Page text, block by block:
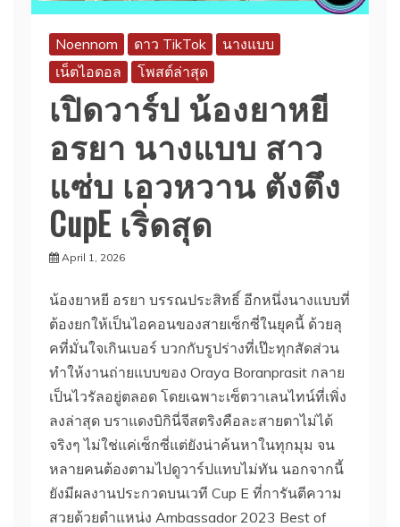
Noennom ดาว TikTok
นางแบบ
เน็ตไอดอล
โพสต์ล่าสุด
เปิดวาร์ป น้องยาหยี
อรยา นางแบบ สาว
แซ่บ เอวหวาน ตังตึง
CupE เริ่ดสุด
April 1, 2026
น้องยาหยี อรยา บรรณประสิทธิ์ อีกหนึ่งนางแบบที่
ต้องยกให้เป็นไอคอนของสายเซ็กซี่ในยุคนี้ ด้วยลุ
คที่มั่นใจเกินเบอร์ บวกกับรูปร่างที่เป๊ะทุกสัดส่วน
ทำให้งานถ่ายแบบของ Oraya Boranprasit กลาย
เป็นไวรัลอยู่ตลอด โดยเฉพาะเซ็ตวาเลนไทน์ที่เพิ่ง
ลงล่าสุด บราแดงบิกินี่จีสตริงคือละสายตาไม่ได้
จริงๆ ไม่ใช่แค่เซ็กซี่แต่ยังน่าค้นหาในทุกมุม จน
หลายคนต้องตามไปดูวาร์ปแทบไม่ทัน นอกจากนี้
ยังมีผลงานประกวดบนเวที Cup E ที่การันตีความ
สวยด้วยตำแหน่ง Ambassador 2023 Best of